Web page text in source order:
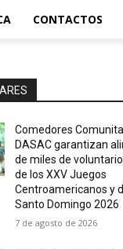
CONTACTOS
Comedores
DASAC garantizan
de miles de
de los XXV Juegos
Centroamericanos y
Santo Domingo 2026
7 de agosto de 2026